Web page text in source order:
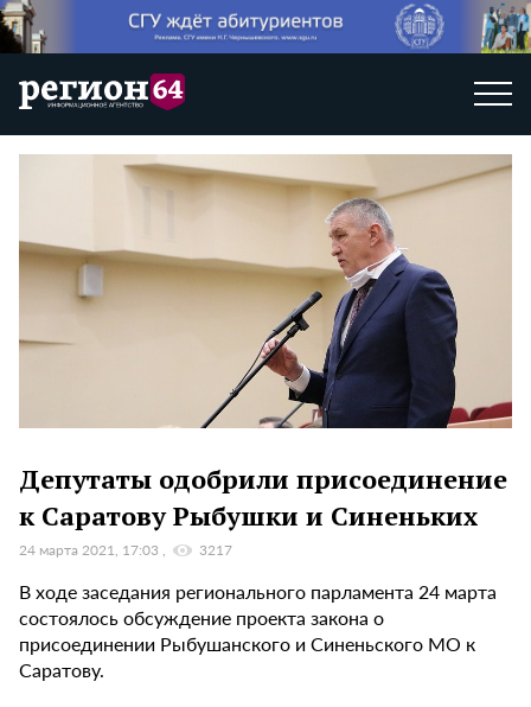
Депутаты одобрили присоединение
к Саратову Рыбушки и Синеньких
24 марта 2021, 17:03 3217
В ходе заседания регионального парламента 24 марта
состоялось обсуждение проекта закона о
присоединении Рыбушанского и Синеньского МО к
Саратову.